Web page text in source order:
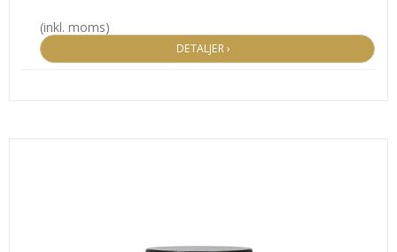
(inkl. moms)
DETALJER ›